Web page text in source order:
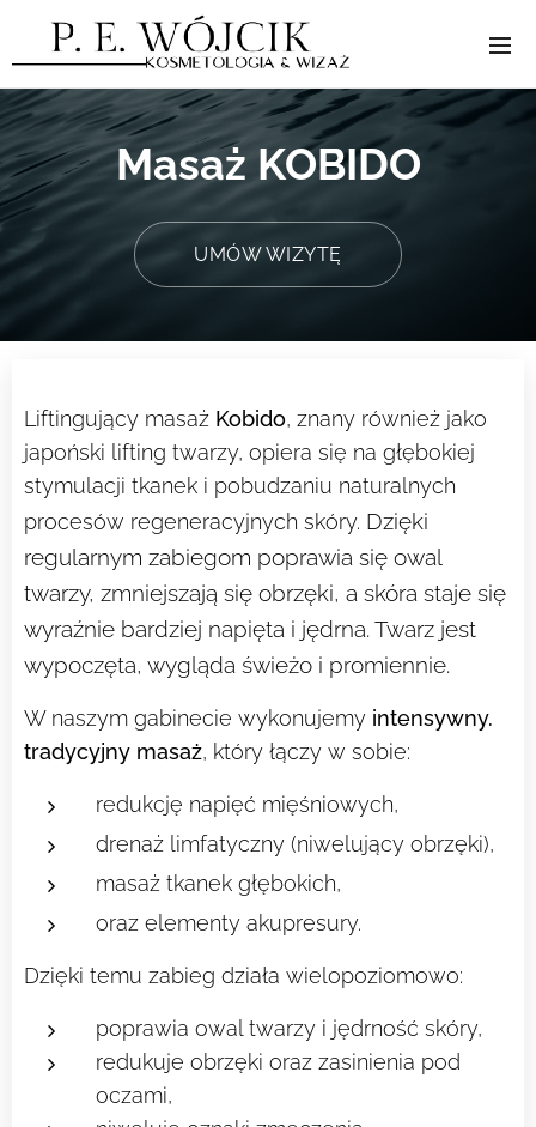
Masaż KOBIDO
UMÓW WIZYTĘ
Liftingujący masaż Kobido, znany również jako
japoński lifting twarzy, opiera się na głębokiej
stymulacji tkanek i pobudzaniu naturalnych
procesów regeneracyjnych skóry. Dzięki
regularnym zabiegom poprawia się owal
twarzy, zmniejszają się obrzęki, a skóra staje się
wyraźnie bardziej napięta i jędrna. Twarz jest
wypoczęta, wygląda świeżo i promiennie.
W naszym gabinecie wykonujemy intensywny.
tradycyjny masaż, który łączy w sobie:
redukcję napięć mięśniowych,
drenaż limfatyczny (niwelujący obrzęki),
masaż tkanek głębokich,
oraz elementy akupresury.
Dzięki temu zabieg działa wielopoziomowo:
poprawia owal twarzy i jędrność skóry,
redukuje obrzęki oraz zasinienia pod
oczami,